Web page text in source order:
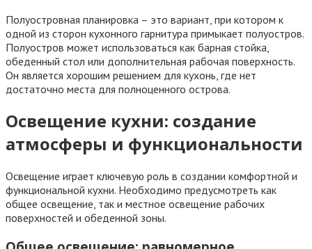
Полуостровная планировка – это вариант, при котором к
одной из сторон кухонного гарнитура примыкает полуостров.
Полуостров может использоваться как барная стойка,
обеденный стол или дополнительная рабочая поверхность.
Он является хорошим решением для кухонь, где нет
достаточно места для полноценного острова.
Освещение кухни: создание
атмосферы и функциональности
Освещение играет ключевую роль в создании комфортной и
функциональной кухни. Необходимо предусмотреть как
общее освещение, так и местное освещение рабочих
поверхностей и обеденной зоны.